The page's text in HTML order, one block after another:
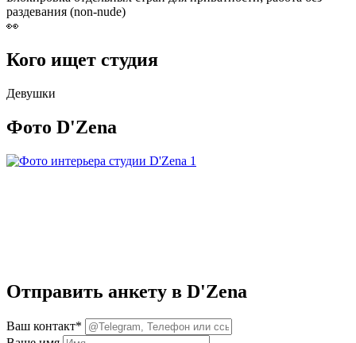
раздевания (non-nude)
👀
Кого ищет студия
Девушки
Фото D'Zena
Отправить анкету в D'Zena
Ваш контакт*